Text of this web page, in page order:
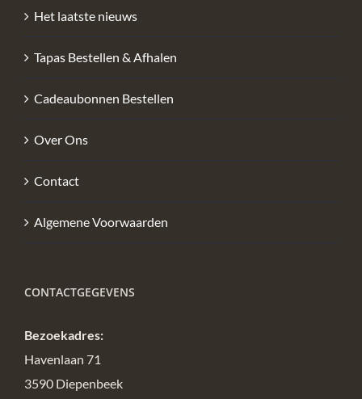
Het laatste nieuws
Tapas Bestellen & Afhalen
Cadeaubonnen Bestellen
Over Ons
Contact
Algemene Voorwaarden
CONTACTGEGEVENS
Bezoekadres:
Havenlaan 71
3590 Diepenbeek